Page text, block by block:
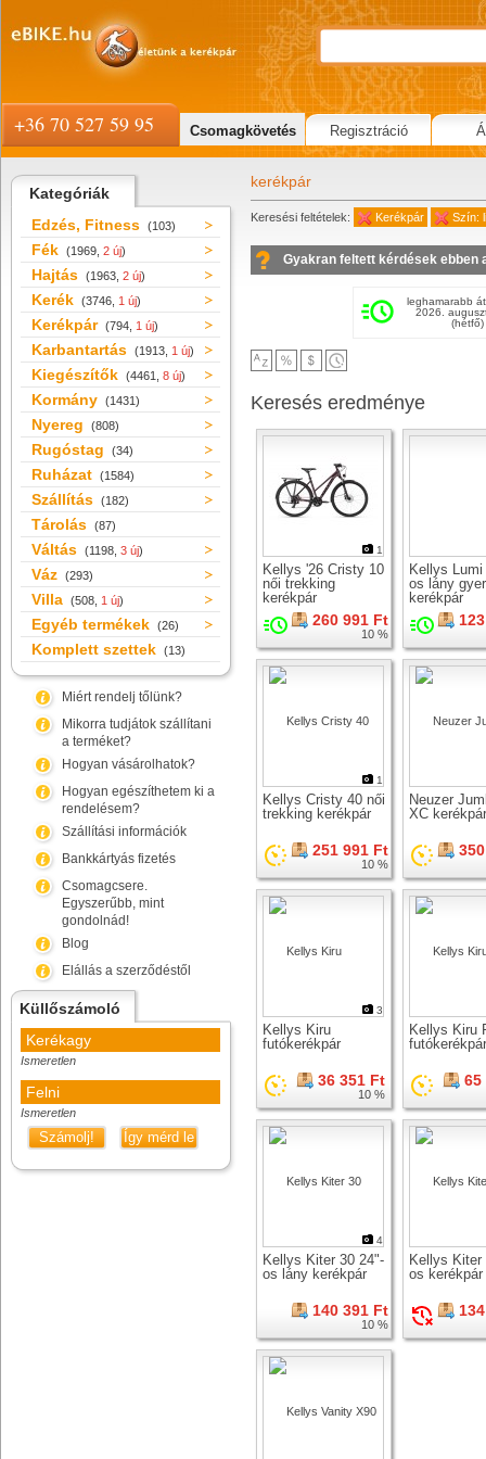
Kategóriák
Edzés, Fitness (103)
Fék (1969, 2 új)
Hajtás (1963, 2 új)
Kerék (3746, 1 új)
Kerékpár (794, 1 új)
Karbantartás (1913, 1 új)
Kiegészítők (4461, 8 új)
Kormány (1431)
Nyereg (808)
Rugóstag (34)
Ruházat (1584)
Szállítás (182)
Tárolás (87)
Váltás (1198, 3 új)
Váz (293)
Villa (508, 1 új)
Egyéb termékek (26)
Komplett szettek (13)
Miért rendelj tőlünk?
Mikorra tudjátok szállítani
a terméket?
Hogyan vásárolhatok?
Hogyan egészíthetem ki a
rendelésem?
Szállítási információk
Bankkártyás fizetés
Csomagcsere.
Egyszerűbb, mint
gondolnád!
Blog
Elállás a szerződéstől
Küllőszámoló
Kerékagy
Ismeretlen
Felni
Ismeretlen
Számolj! Így mérd le
kerékpár
Keresési feltételek: Kerékpár Szín:
Gyakran feltett kérdések ebben
leghamarabb
2026.
(hétfő)
Keresés eredménye
1
Kellys '26 Cristy 10
női trekking
kerékpár
260 991 Ft
10 %
Kellys
os lány
kerékpár
1
Kellys Cristy 40 női
trekking kerékpár
251 991 Ft
10 %
Neuzer
XC kerékpár
3
Kellys Kiru
futókerékpár
36 351 Ft
10 %
Kellys Kiru
futókerékpár
65
4
Kellys Kiter 30 24"-
os lány kerékpár
140 391 Ft
10 %
Kellys Kiter
os kerékpár
+36 70 527 59 95 Csomagkövetés Regisztráció